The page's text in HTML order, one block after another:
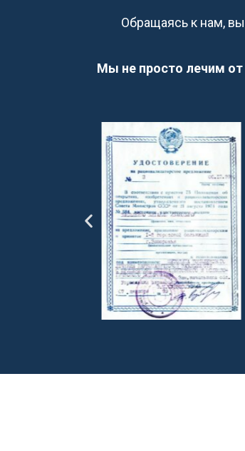
Обращаясь к нам,
Мы не просто лечим